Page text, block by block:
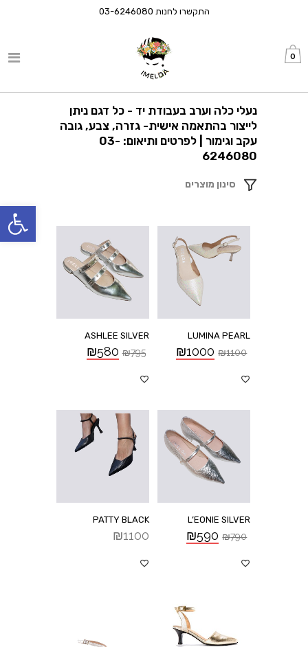
פתח
התקשרו לחנות 03-6246080
0
נעלי כלה וערב בעבודת יד - כל דגם ניתן
לייצור בהתאמה אישית- גזרה, צבע, גובה
עקב וגימור | לפרטים ותיאום: 03-
6246080
סינון מוצרים
LUMINA PEARL
₪1100
₪1000
ASHLEE SILVER
₪795
₪580
L’EONIE SILVER
₪790
₪590
PATTY BLACK
₪1100